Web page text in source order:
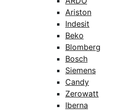
Ariston
Indesit
Beko
Blomberg
Bosch
Siemens
Candy
Zerowatt
Iberna